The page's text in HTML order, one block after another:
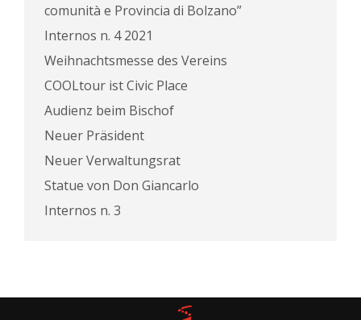
comunità e Provincia di Bolzano”
Internos n. 4 2021
Weihnachtsmesse des Vereins
COOLtour ist Civic Place
Audienz beim Bischof
Neuer Präsident
Neuer Verwaltungsrat
Statue von Don Giancarlo
Internos n. 3